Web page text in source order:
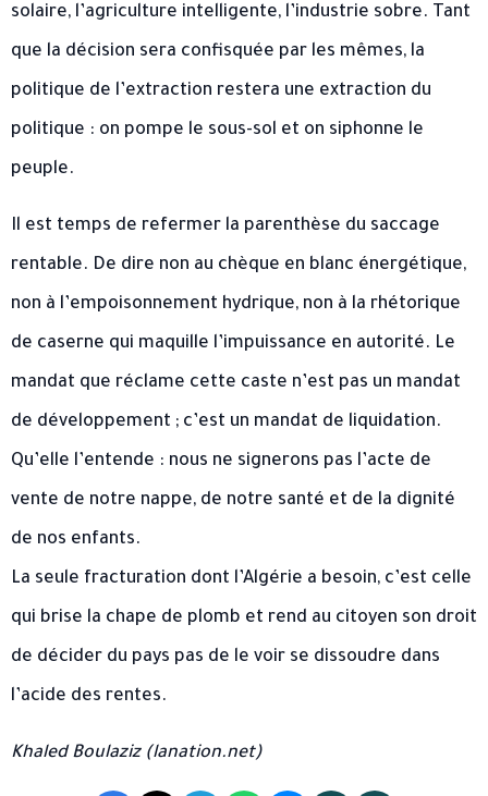
solaire, l’agriculture intelligente, l’industrie sobre. Tant
que la décision sera confisquée par les mêmes, la
politique de l’extraction restera une extraction du
politique : on pompe le sous-sol et on siphonne le
peuple.
Il est temps de refermer la parenthèse du saccage
rentable. De dire non au chèque en blanc énergétique,
non à l’empoisonnement hydrique, non à la rhétorique
de caserne qui maquille l’impuissance en autorité. Le
mandat que réclame cette caste n’est pas un mandat
de développement ; c’est un mandat de liquidation.
Qu’elle l’entende : nous ne signerons pas l’acte de
vente de notre nappe, de notre santé et de la dignité
de nos enfants.
La seule fracturation dont l’Algérie a besoin, c’est celle
qui brise la chape de plomb et rend au citoyen son droit
de décider du pays pas de le voir se dissoudre dans
l’acide des rentes.
Khaled Boulaziz (lanation.net)